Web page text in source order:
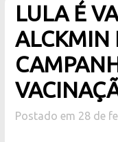
LULA É
ALCKMIN
Postado em 28 de